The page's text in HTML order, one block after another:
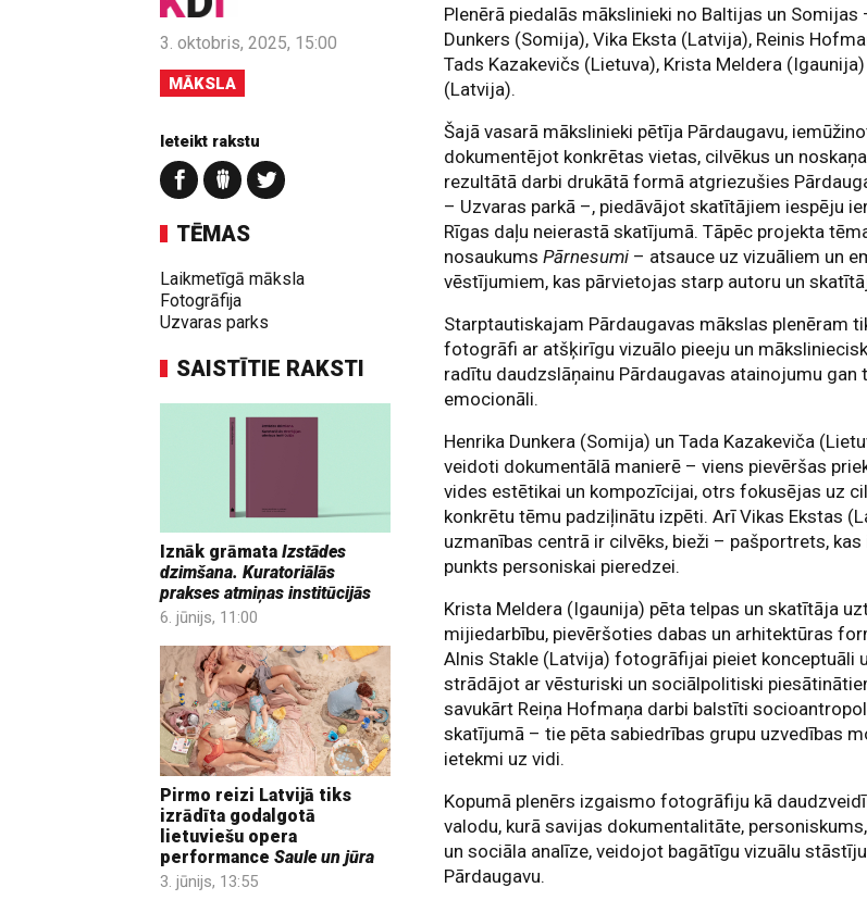
3. oktobris, 2025, 15:00
MĀKSLA
Ieteikt rakstu
TĒMAS
Laikmetīgā māksla
Fotogrāfija
Uzvaras parks
SAISTĪTIE RAKSTI
Iznāk grāmata Izstādes
dzimšana. Kuratoriālās
prakses atmiņas institūcijās
6. jūnijs, 11:00
Pirmo reizi Latvijā tiks
izrādīta godalgotā
lietuviešu opera
performance Saule un jūra
3. jūnijs, 13:55
Plenērā piedalās mākslinieki no Baltijas un Somijas
Dunkers (Somija), Vika Eksta (Latvija), Reinis
Tads Kazakevičs (Lietuva), Krista Meldera
(Latvija).
Šajā vasarā mākslinieki pētīja Pārdaugavu,
dokumentējot konkrētas vietas, cilvēkus un
rezultātā darbi drukātā formā atgriezušies
– Uzvaras parkā –, piedāvājot skatītājiem iespēju
Rīgas daļu neierastā skatījumā. Tāpēc projekta
nosaukumsPārnesumi – atsauce uz vizuāliem un
vēstījumiem, kas pārvietojas starp autoru un
Starptautiskajam Pārdaugavas mākslas plenēram
fotogrāfi ar atšķirīgu vizuālo pieeju un
radītu daudzslāņainu Pārdaugavas atainojumu gan
emocionāli.
Henrika Dunkera (Somija) un Tada Kazakeviča
veidoti dokumentālā manierē – viens pievēršas
vides estētikai un kompozīcijai, otrs fokusējas uz
konkrētu tēmu padziļinātu izpēti. Arī Vikas Ekstas
uzmanības centrā ir cilvēks, bieži – pašportrets,
punkts personiskai pieredzei.
Krista Meldera (Igaunija) pēta telpas un skatītāja
mijiedarbību, pievēršoties dabas un arhitektūras
Alnis Stakle (Latvija) fotogrāfijai pieiet konceptuāli
strādājot ar vēsturiski un sociālpolitiski
savukārt Reiņa Hofmaņa darbi balstīti
skatījumā – tie pēta sabiedrības grupu uzvedības
ietekmi uz vidi.
Kopumā plenērs izgaismo fotogrāfiju kā
valodu, kurā savijas dokumentalitāte,
un sociāla analīze, veidojot bagātīgu vizuālu
Pārdaugavu.